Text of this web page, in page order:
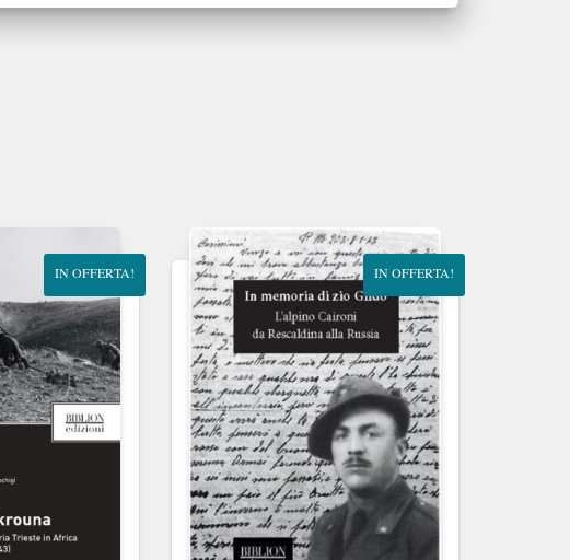
IN OFFERTA! IN OFFERTA!